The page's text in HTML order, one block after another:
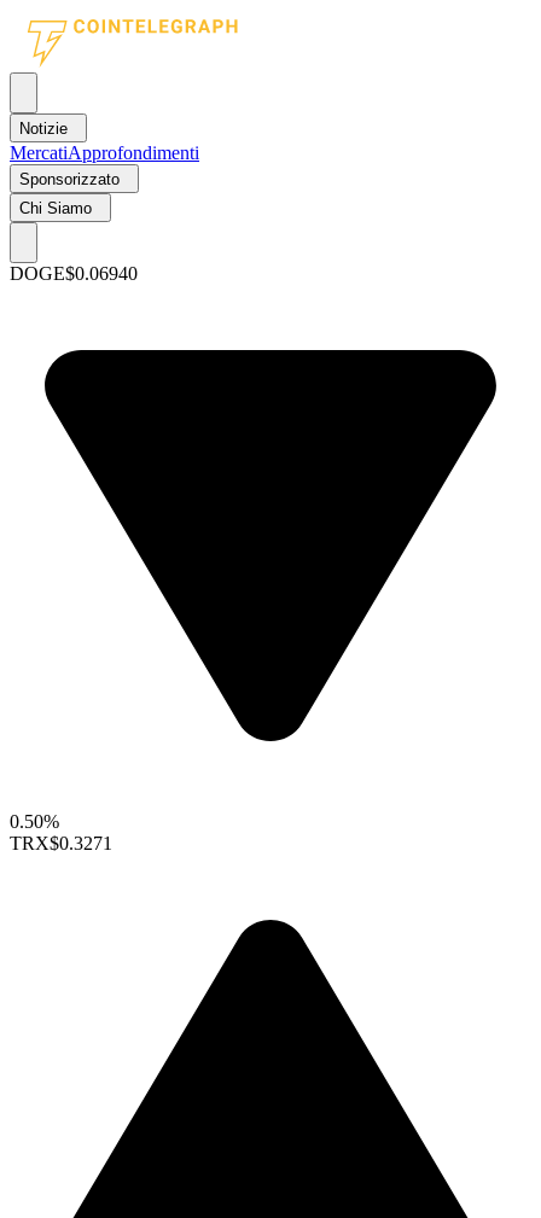
Notizie
MercatiApprofondimenti
Sponsorizzato
Chi Siamo
DOGE$0.06940
0.50%
TRX$0.3271